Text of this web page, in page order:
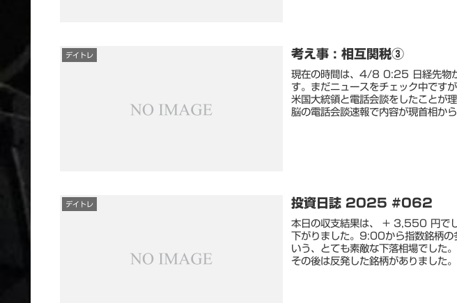
デイトレ 考え事 : 相互関税③
現在の時間は、4/8 0:25 日経先物
す。まだニュースをチェック中です
米国大統領と電話会談をしたことが
脳の電話会談速報で内容が現首相から
デイトレ 投資日誌 2025 #062
本日の収支結果は、 + 3,550 円で
下がりました。9:00から指数銘柄
いう、とても素敵な下落相場でした
その後は反発した銘柄がありました